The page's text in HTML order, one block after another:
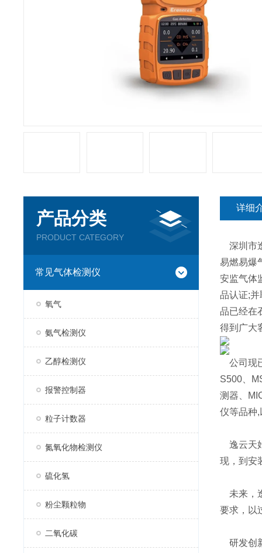
产品分类
PRODUCT CATEGORY
常见气体检测仪
氧气
氨气检测仪
乙醇检测仪
报警控制器
粒子计数器
氮氧化物检测仪
硫化氢
粉尘颗粒物
二氧化碳
详细
深圳市
易燃易爆
安监气体
品认证;
品已经在
得到广大
公司现
S500、
测器、
仪等品种
逸云天
现，到安
未来，
要求，以
研发创